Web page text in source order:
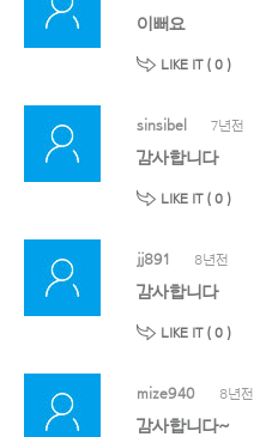
이뻐요
LIKE IT ( 0 )
sinsibel 7년전
감사합니다
LIKE IT ( 0 )
jj891 8년전
감사합니다
LIKE IT ( 0 )
mize940 8년전
감사합니다~